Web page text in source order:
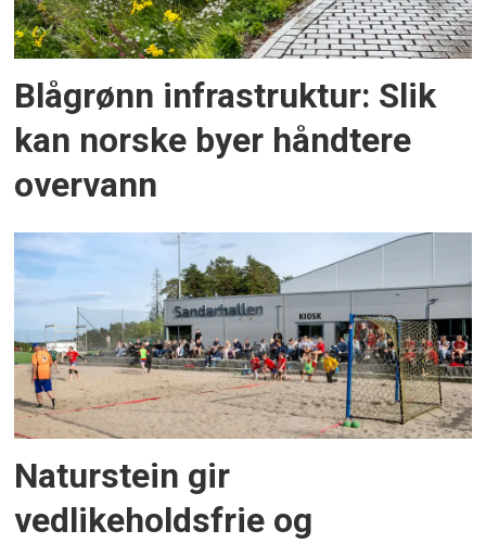
Blågrønn infrastruktur: Slik
kan norske byer håndtere
overvann
Naturstein gir
vedlikeholdsfrie og